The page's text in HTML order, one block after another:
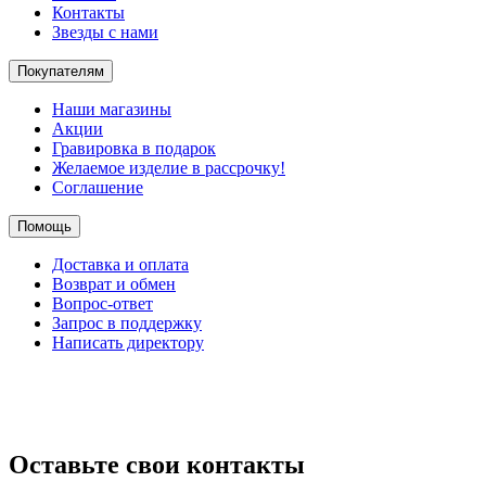
Контакты
Звезды с нами
Покупателям
Наши магазины
Акции
Гравировка в подарок
Желаемое изделие в рассрочку!
Соглашение
Помощь
Доставка и оплата
Возврат и обмен
Вопрос-ответ
Запрос в поддержку
Написать директору
Оставьте свои контакты